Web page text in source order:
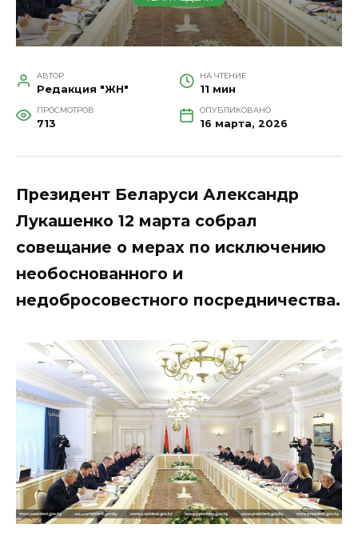
АВТОР
Редакция "ЖН"
НА ЧТЕНИЕ
11 мин
ПРОСМОТРОВ
713
ОПУБЛИКОВАНО
16 марта, 2026
Президент Беларуси Александр
Лукашенко 12 марта собрал
совещание о мерах по исключению
необоснованного и
недобросовестного посредничества.